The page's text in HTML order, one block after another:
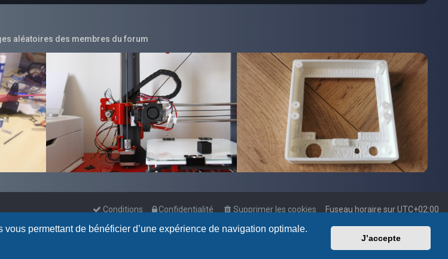
permettant de bénéficier d’une expérience de navigation optimale.
J’accepte
aléatoires des membres du forum
Fuseau horaire surUTC+02:00
Supprimer les cookies
Confidentialité
Conditions